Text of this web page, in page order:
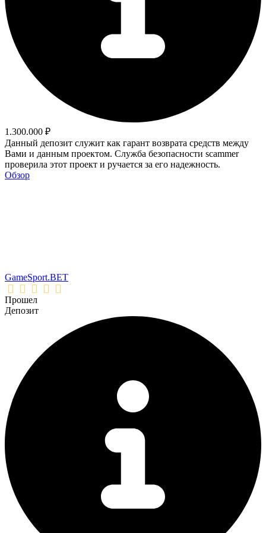
1.300.000 ₽
Данный депозит служит как гарант возврата средств между
Вами и данным проектом. Служба безопасности scammer
проверила этот проект и ручается за его надежность.
Обзор
GameSport.BET
Прошел
Депозит